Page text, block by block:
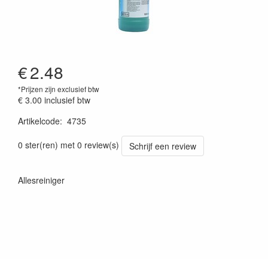
€2.48
*Prijzen zijn exclusief btw
€ 3.00 inclusief btw
Artikelcode: 4735
0 ster(ren) met 0 review(s)
Schrijf een review
Allesreiniger